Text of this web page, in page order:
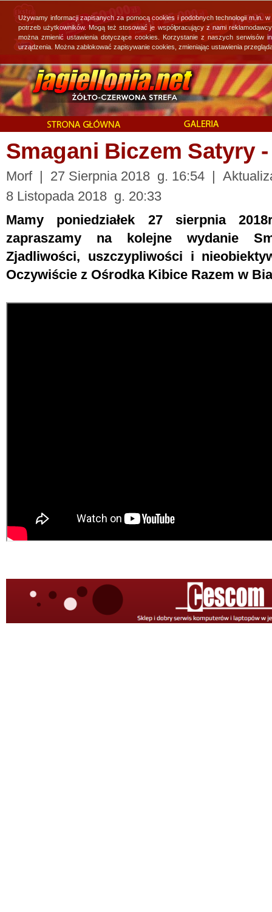
Smagani Biczem Satyry -
Morf | 27 Sierpnia 2018 g. 16:54 |
8 Listopada 2018 g. 20:33
Mamy poniedziałek 27 sierpnia
zapraszamy na kolejne wydanie
Zjadliwości, uszczypliwości i
Oczywiście z Ośrodka Kibice Razem w
Używamy informacji zapisanych za pomocą cookies i podobnych technologii
potrzeb użytkowników. Mogą też stosować je współpracujący z nami
można zmienić ustawienia dotyczące cookies. Korzystanie z naszych
urządzenia. Można zablokować zapisywanie cookies, zmieniając ustawienia